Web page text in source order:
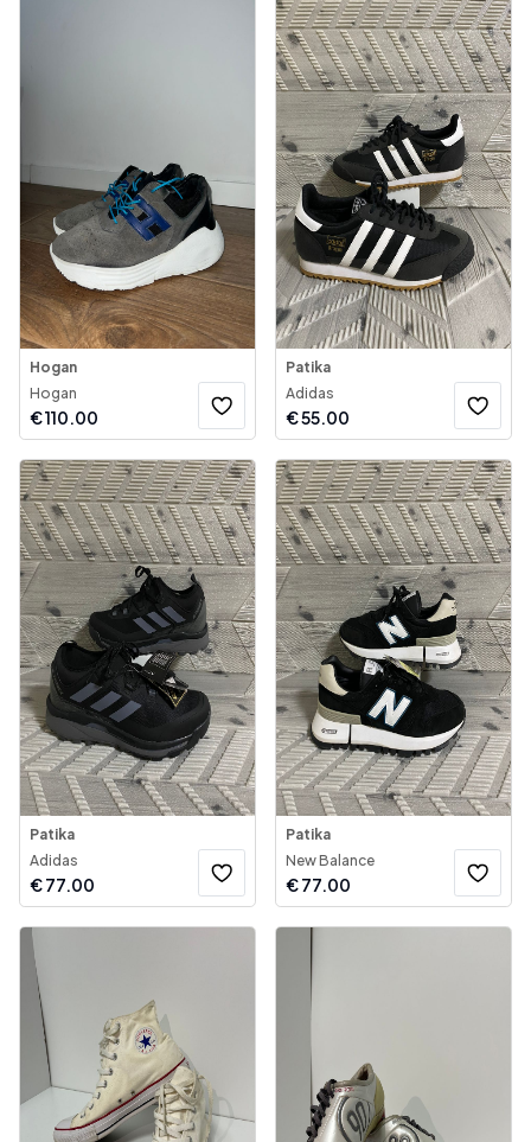
Hogan
Hogan
€110.00
Patika
Adidas
€55.00
Patika
Adidas
€77.00
Patika
New Balance
€77.00